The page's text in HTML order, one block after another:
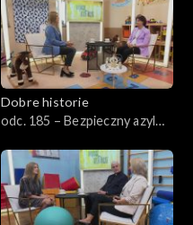
Dobre historie
odc. 185 – Bezpieczny azyl